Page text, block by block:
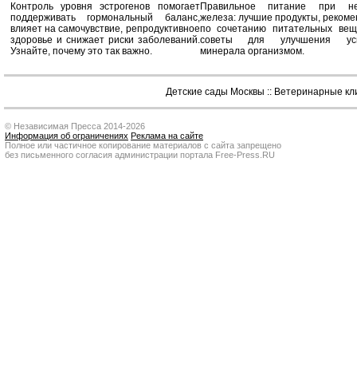
Контроль уровня эстрогенов помогает
поддерживать гормональный баланс,
влияет на самочувствие, репродуктивное
здоровье и снижает риски заболеваний.
Узнайте, почему это так важно.
Правильное питание при
железа: лучшие продукты,
по сочетанию питательных
советы для улучшения
минерала организмом.
Детские сады Москвы :: Ветеринарные
© Независимая Пресса 2014-2026
Информация об ограничениях Реклама на сайте
Полное или частичное копирование материалов с сайта запрещено
без письменного согласия администрации портала Free-Press.RU